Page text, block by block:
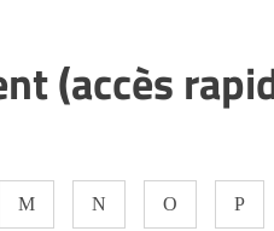
(accès
M N O P